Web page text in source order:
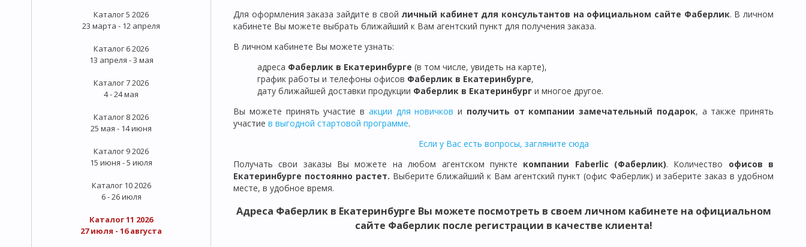
Каталог 5 2026
23 марта - 12 апреля
Каталог 6 2026
13 апреля - 3 мая
Каталог 7 2026
4 - 24 мая
Каталог 8 2026
25 мая - 14 июня
Каталог 9 2026
15 июня - 5 июля
Каталог 10 2026
6 - 26 июля
Каталог 11 2026
27 июля - 16 августа
Для оформления заказа зайдите в свой личный кабинет для консультантов на официальном сайте Фаберлик. В личном
кабинете Вы можете выбрать ближайший к Вам агентский пункт для получения заказа.
В личном кабинете Вы можете узнать:
адреса Фаберлик в Екатеринбурге (в том числе, увидеть на карте),
график работы и телефоны офисов Фаберлик в Екатеринбурге,
дату ближайшей доставки продукции Фаберлик в Екатеринбург и многое другое.
Вы можете принять участие в акции для новичков и получить от компании замечательный подарок, а также принять
участие в выгодной стартовой программе.
Если у Вас есть вопросы, загляните сюда
Получать свои заказы Вы можете на любом агентском пункте компании Faberlic (Фаберлик). Количество офисов в
Екатеринбурге постоянно растет. Выберите ближайший к Вам агентский пункт (офис Фаберлик) и заберите заказ в удобном
месте, в удобное время.
Адреса Фаберлик в Екатеринбурге Вы можете посмотреть в своем личном кабинете на официальном
сайте Фаберлик после регистрации в качестве клиента!